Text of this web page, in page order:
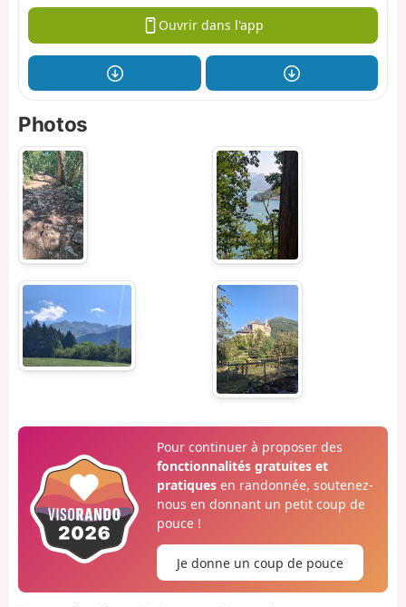
Ouvrir dans l'app
Photos
Pour continuer à proposer des
fonctionnalités gratuites et
pratiquesen randonnée, soutenez-
nous en donnant un petit coup de
pouce !
Je donne un coup de pouce